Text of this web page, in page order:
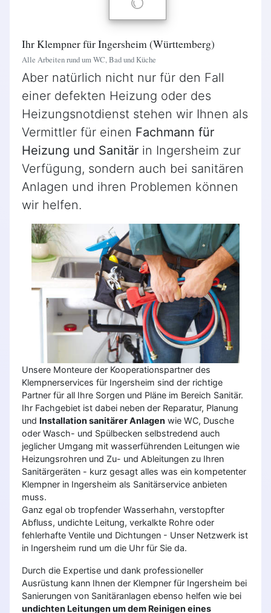
Ihr Klempner für Ingersheim (Württemberg)
Alle Arbeiten rund um WC, Bad und Küche
Aber natürlich nicht nur für den Fall
einer defekten Heizung oder des
Heizungsnotdienst stehen wir Ihnen als
Vermittler für einen Fachmann für
Heizung und Sanitär in Ingersheim zur
Verfügung, sondern auch bei sanitären
Anlagen und ihren Problemen können
wir helfen.
Unsere Monteure der Kooperationspartner des
Klempnerservices für Ingersheim sind der richtige
Partner für all Ihre Sorgen und Pläne im Bereich Sanitär.
Ihr Fachgebiet ist dabei neben der Reparatur, Planung
und Installation sanitärer Anlagen wie WC, Dusche
oder Wasch- und Spülbecken selbstredend auch
jeglicher Umgang mit wasserführenden Leitungen wie
Heizungsrohren und Zu- und Ableitungen zu Ihren
Sanitärgeräten - kurz gesagt alles was ein kompetenter
Klempner in Ingersheim als Sanitärservice anbieten
muss.
Ganz egal ob tropfender Wasserhahn, verstopfter
Abfluss, undichte Leitung, verkalkte Rohre oder
fehlerhafte Ventile und Dichtungen - Unser Netzwerk ist
in Ingersheim rund um die Uhr für Sie da.
Durch die Expertise und dank professioneller
Ausrüstung kann Ihnen der Klempner für Ingersheim bei
Sanierungen von Sanitäranlagen ebenso helfen wie bei
undichten Leitungen um dem Reinigen eines